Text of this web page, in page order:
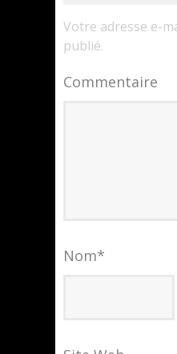
Votre adresse e-
publié.
Commentaire
Nom*